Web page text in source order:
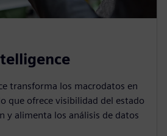
transforma los macrodatos en
que ofrece visibilidad del estado
y alimenta los análisis de datos